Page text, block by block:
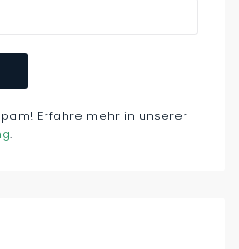
Erfahre mehr in unserer
.